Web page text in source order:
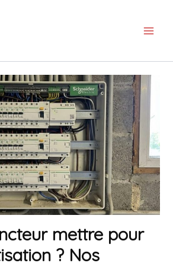
mettre pour
? Nos